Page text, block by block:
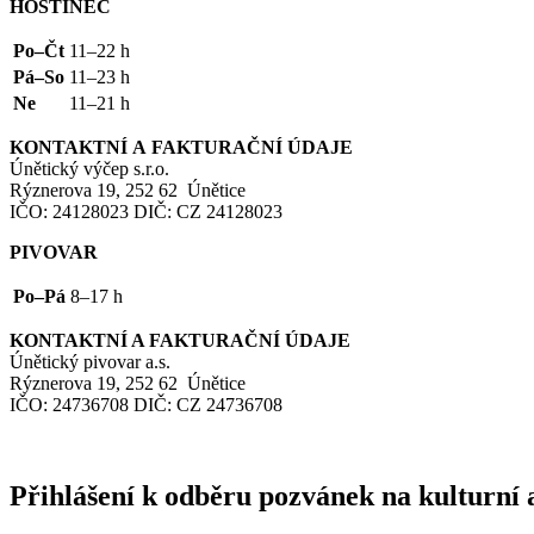
HOSTINEC
Po–Čt 11–22 h
Pá–So 11–23 h
Ne
11–21 h
KONTAKTNÍ A FAKTURAČNÍ ÚDAJE
Únětický výčep s.r.o.
Rýznerova 19, 252 62 Únětice
IČO: 24128023 DIČ: CZ 24128023
PIVOVAR
Po–Pá 8–17 h
KONTAKTNÍ A FAKTURAČNÍ ÚDAJE
Únětický pivovar a.s.
Rýznerova 19, 252 62 Únětice
IČO: 24736708 DIČ: CZ 24736708
Přihlášení k odběru pozvánek na kulturní